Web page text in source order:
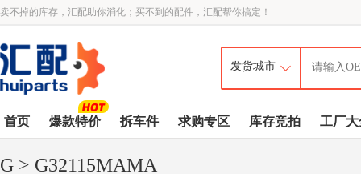
卖不掉的库存，汇配助你消化；买不到的配件，汇配帮你搞定！
首页 爆款特价 拆车件 求购专区 库存竞拍 工厂大
G > G32115MAMA